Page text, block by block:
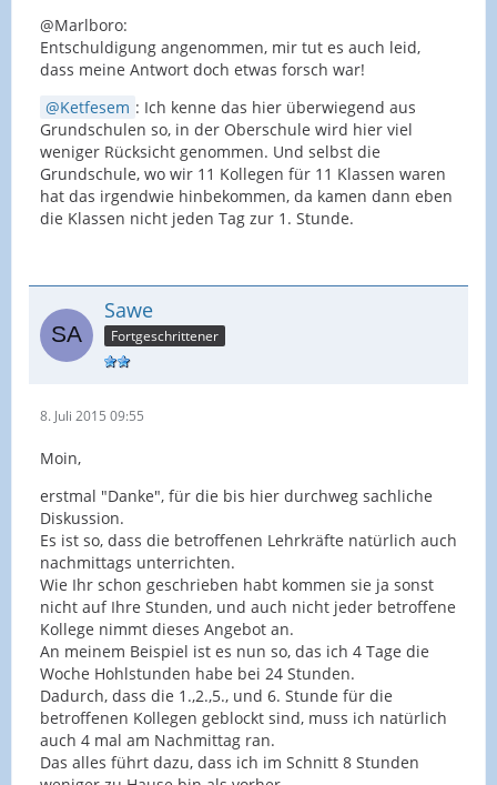
@Marlboro:
Entschuldigung angenommen, mir tut es auch leid,
dass meine Antwort doch etwas forsch war!
Ketfesem : Ich kenne das hier überwiegend aus
Grundschulen so, in der Oberschule wird hier viel
weniger Rücksicht genommen. Und selbst die
Grundschule, wo wir 11 Kollegen für 11 Klassen waren
hat das irgendwie hinbekommen, da kamen dann eben
die Klassen nicht jeden Tag zur 1. Stunde.
Sawe
Fortgeschrittener
8. Juli 2015 09:55
Moin,
erstmal "Danke", für die bis hier durchweg sachliche
Diskussion.
Es ist so, dass die betroffenen Lehrkräfte natürlich auch
nachmittags unterrichten.
Wie Ihr schon geschrieben habt kommen sie ja sonst
nicht auf Ihre Stunden, und auch nicht jeder betroffene
Kollege nimmt dieses Angebot an.
An meinem Beispiel ist es nun so, das ich 4 Tage die
Woche Hohlstunden habe bei 24 Stunden.
Dadurch, dass die 1.,2.,5., und 6. Stunde für die
betroffenen Kollegen geblockt sind, muss ich natürlich
auch 4 mal am Nachmittag ran.
Das alles führt dazu, dass ich im Schnitt 8 Stunden